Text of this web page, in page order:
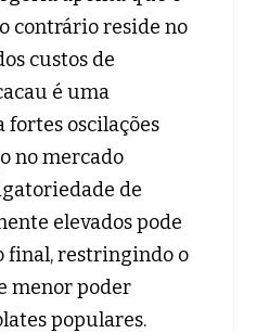
contrário reside no
custos de
é uma
oscilações
no mercado
de
elevados pode
final, restringindo o
menor poder
populares.